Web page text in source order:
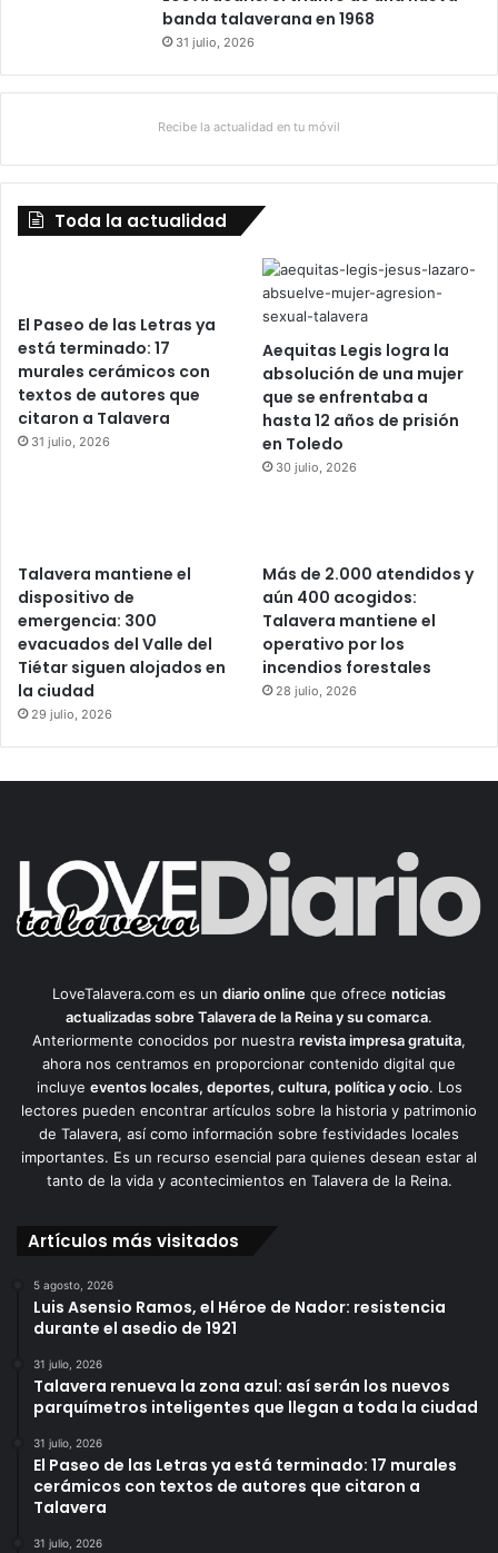
banda talaverana en 1968
31 julio, 2026
Recibe la actualidad en tu móvil
Toda la actualidad
El Paseo de las Letras ya
está terminado: 17
murales cerámicos con
textos de autores que
citaron a Talavera
31 julio, 2026
Aequitas Legis logra la
absolución de una mujer
que se enfrentaba a
hasta 12 años de prisión
en Toledo
30 julio, 2026
Talavera mantiene el
dispositivo de
emergencia: 300
evacuados del Valle del
Tiétar siguen alojados en
la ciudad
29 julio, 2026
Más de 2.000 atendidos y
aún 400 acogidos:
Talavera mantiene el
operativo por los
incendios forestales
28 julio, 2026
LoveTalavera.com es un diario online que ofrece noticias
actualizadas sobre Talavera de la Reina y su comarca.
Anteriormente conocidos por nuestra revista impresa gratuita,
ahora nos centramos en proporcionar contenido digital que
incluye eventos locales, deportes, cultura, política y ocio. Los
lectores pueden encontrar artículos sobre la historia y patrimonio
de Talavera, así como información sobre festividades locales
importantes. Es un recurso esencial para quienes desean estar al
tanto de la vida y acontecimientos en Talavera de la Reina.
Artículos más visitados
5 agosto, 2026
Luis Asensio Ramos, el Héroe de Nador: resistencia
durante el asedio de 1921
31 julio, 2026
Talavera renueva la zona azul: así serán los nuevos
parquímetros inteligentes que llegan a toda la ciudad
31 julio, 2026
El Paseo de las Letras ya está terminado: 17 murales
cerámicos con textos de autores que citaron a
Talavera
31 julio, 2026